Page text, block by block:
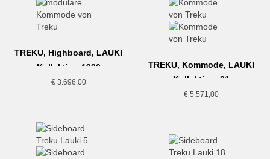
TREKU, Highboard, LAUKI
Kollektion,1920
€3.696,00
TREKU, Kommode, LAUKI
Kollektion, 01
€ 5.571,00